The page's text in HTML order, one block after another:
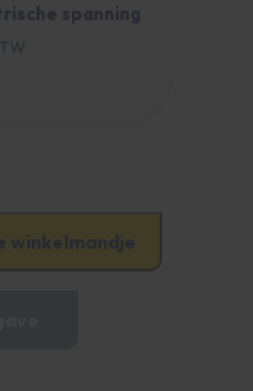
spanning
winkelmandje